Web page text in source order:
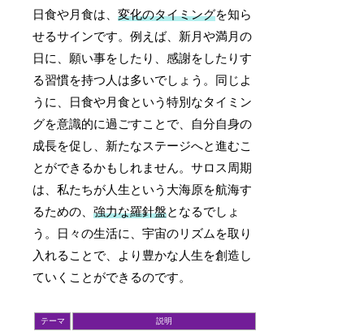
日食や月食は、変化のタイミングを知ら
せるサインです。例えば、新月や満月の
日に、願い事をしたり、感謝をしたりす
る習慣を持つ人は多いでしょう。同じよ
うに、日食や月食という特別なタイミン
グを意識的に過ごすことで、自分自身の
成長を促し、新たなステージへと進むこ
とができるかもしれません。サロス周期
は、私たちが人生という大海原を航海す
るための、強力な羅針盤となるでしょ
う。日々の生活に、宇宙のリズムを取り
入れることで、より豊かな人生を創造し
ていくことができるのです。
テーマ 説明